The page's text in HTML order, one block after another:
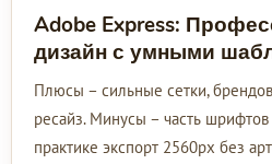
Adobe Express:
дизайн с умными
Плюсы – сильные сетки,
ресайз. Минусы – часть
практике экспорт 2560px без